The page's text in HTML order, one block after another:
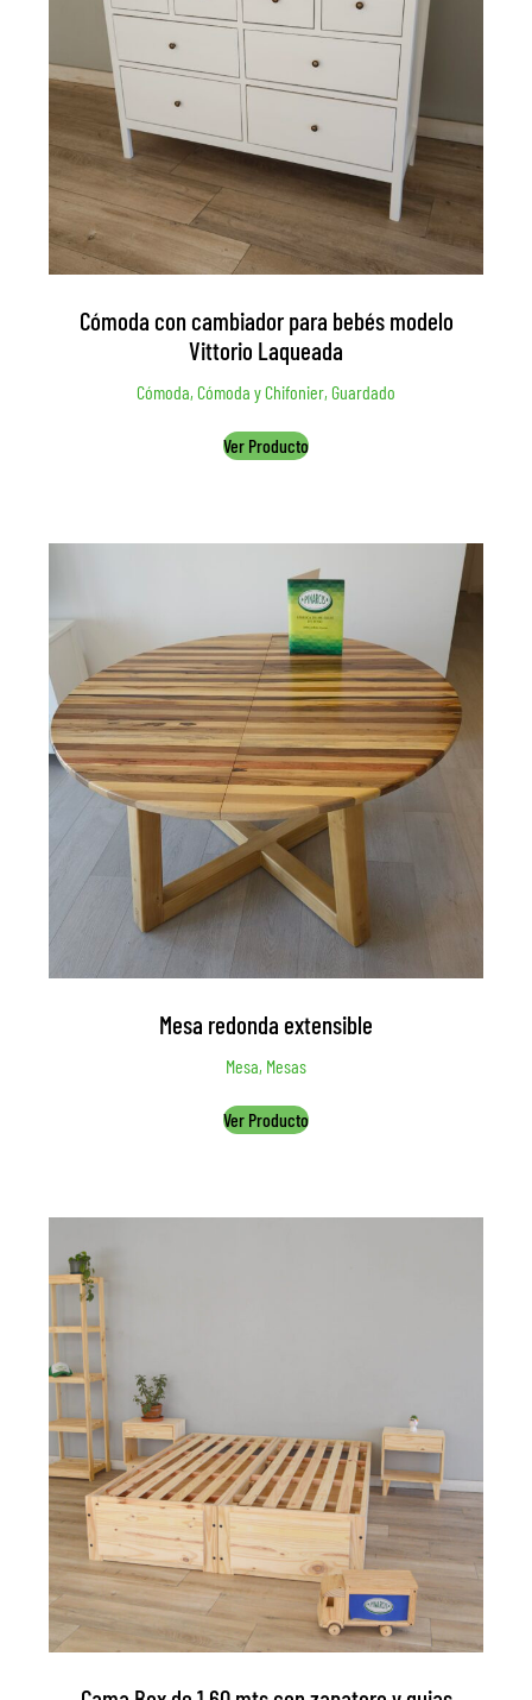
Cómoda con cambiador para bebés modelo
Vittorio Laqueada
Cómoda, Cómoda y Chifonier, Guardado
Ver Producto
Mesa redonda extensible
Mesa, Mesas
Ver Producto